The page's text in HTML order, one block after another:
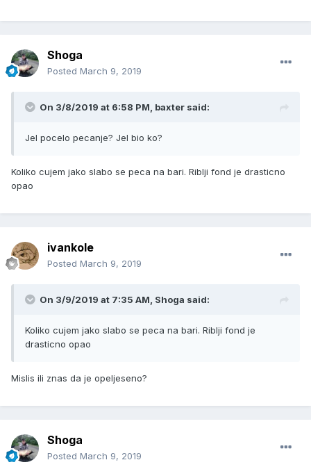
Shoga
Posted March 9, 2019
On 3/8/2019 at 6:58 PM, baxter said:
Jel pocelo pecanje? Jel bio ko?
Koliko cujem jako slabo se peca na bari. Riblji fond je drasticno
opao
ivankole
Posted March 9, 2019
On 3/9/2019 at 7:35 AM, Shoga said:
Koliko cujem jako slabo se peca na bari. Riblji fond je
drasticno opao
Mislis ili znas da je opeljeseno?
Shoga
Posted March 9, 2019